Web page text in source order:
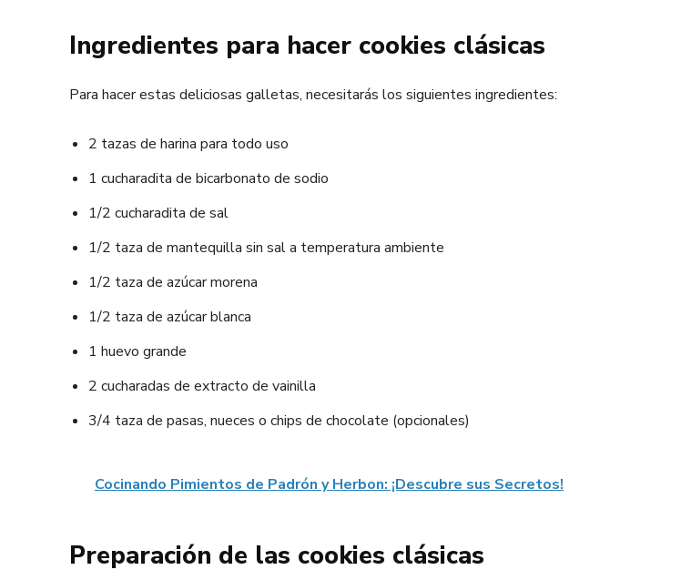
Ingredientes para hacer cookies clásicas
Para hacer estas deliciosas galletas, necesitarás los siguientes ingredientes:
2 tazas de harina para todo uso
1 cucharadita de bicarbonato de sodio
1/2 cucharadita de sal
1/2 taza de mantequilla sin sal a temperatura ambiente
1/2 taza de azúcar morena
1/2 taza de azúcar blanca
1 huevo grande
2 cucharadas de extracto de vainilla
3/4 taza de pasas, nueces o chips de chocolate (opcionales)
Cocinando Pimientos de Padrón y Herbon: ¡Descubre sus Secretos!
Preparación de las cookies clásicas